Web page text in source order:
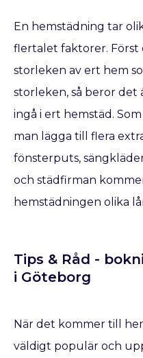
En hemstädning tar
flertalet faktorer. Först
storleken av ert hem
storleken, så beror det
ingå i ert hemstäd.
man lägga till flera
fönsterputs,
och städfirman
hemstädningen olika
Tips & Råd -
i Göteborg
När det kommer till
väldigt populär och